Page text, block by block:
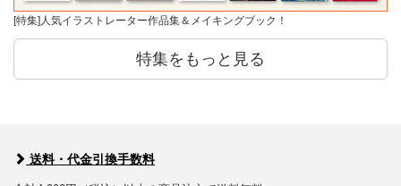
[特集]人気イラストレーター作品集＆メイキングブック！
特集をもっと見る
送料・代金引換手数料